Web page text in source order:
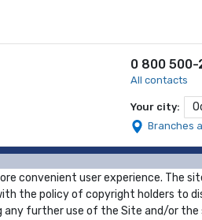
0 800 500-
All contacts
Your city:
Branches
convenient user experience. The
the policy of copyright holders to
further use of the Site and/or the